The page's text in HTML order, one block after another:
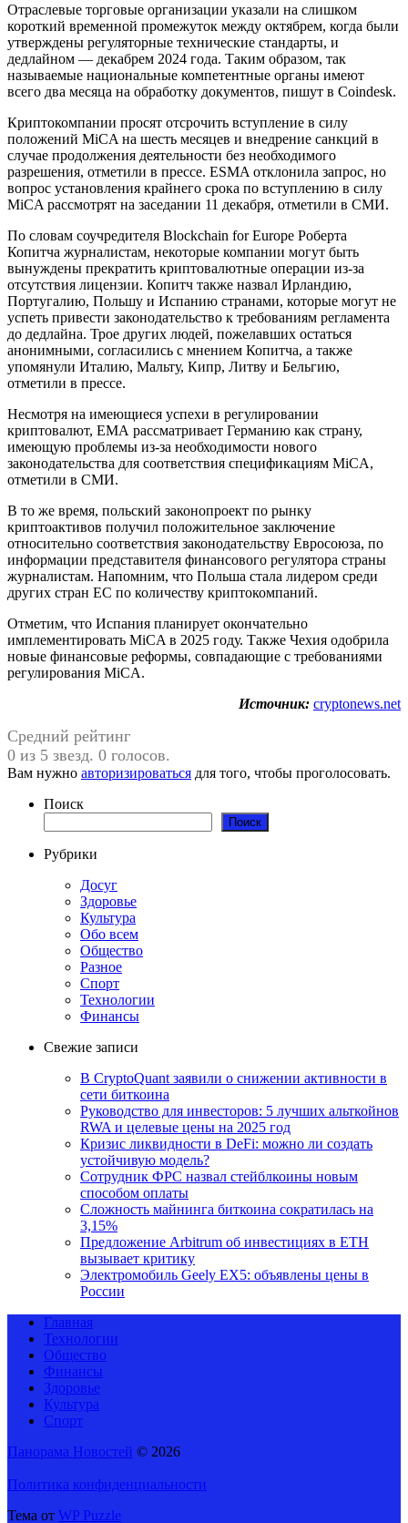
Отраслевые торговые организации указали на слишком
короткий временной промежуток между октябрем, когда были
утверждены регуляторные технические стандарты, и
дедлайном — декабрем 2024 года. Таким образом, так
называемые национальные компетентные органы имеют
всего два месяца на обработку документов, пишут в Coindesk.
Криптокомпании просят отсрочить вступление в силу
положений MiCA на шесть месяцев и внедрение санкций в
случае продолжения деятельности без необходимого
разрешения, отметили в прессе. ESMA отклонила запрос, но
вопрос установления крайнего срока по вступлению в силу
MiCA рассмотрят на заседании 11 декабря, отметили в СМИ.
По словам соучредителя Blockchain for Europe Роберта
Копитча журналистам, некоторые компании могут быть
вынуждены прекратить криптовалютные операции из-за
отсутствия лицензии. Копитч также назвал Ирландию,
Португалию, Польшу и Испанию странами, которые могут не
успеть привести законодательство к требованиям регламента
до дедлайна. Трое других людей, пожелавших остаться
анонимными, согласились с мнением Копитча, а также
упомянули Италию, Мальту, Кипр, Литву и Бельгию,
отметили в прессе.
Несмотря на имеющиеся успехи в регулировании
криптовалют, ЕМА рассматривает Германию как страну,
имеющую проблемы из-за необходимости нового
законодательства для соответствия спецификациям MiCA,
отметили в СМИ.
В то же время, польский законопроект по рынку
криптоактивов получил положительное заключение
относительно соответствия законодательству Евросоюза, по
информации представителя финансового регулятора страны
журналистам. Напомним, что Польша стала лидером среди
других стран ЕС по количеству криптокомпаний.
Отметим, что Испания планирует окончательно
имплементировать MiCA в 2025 году. Также Чехия одобрила
новые финансовые реформы, совпадающие с требованиями
регулирования MiCA.
Источник: cryptonews.net
Средний рейтинг
0 из 5 звезд. 0 голосов.
Вам нужно авторизироваться для того, чтобы проголосовать.
Поиск
Поиск
Рубрики
Досуг
Здоровье
Культура
Обо всем
Общество
Разное
Спорт
Технологии
Финансы
Свежие записи
В CryptoQuant заявили о снижении активности в
сети биткоина
Руководство для инвесторов: 5 лучших альткойнов
RWA и целевые цены на 2025 год
Кризис ликвидности в DeFi: можно ли создать
устойчивую модель?
Сотрудник ФРС назвал стейблкоины новым
способом оплаты
Сложность майнинга биткоина сократилась на
3,15%
Предложение Arbitrum об инвестициях в ETH
вызывает критику
Электромобиль Geely EX5: объявлены цены в
России
Главная
Технологии
Общество
Финансы
Здоровье
Культура
Спорт
Панорама Новостей © 2026
Политика конфиденциальности
Тема от WP Puzzle